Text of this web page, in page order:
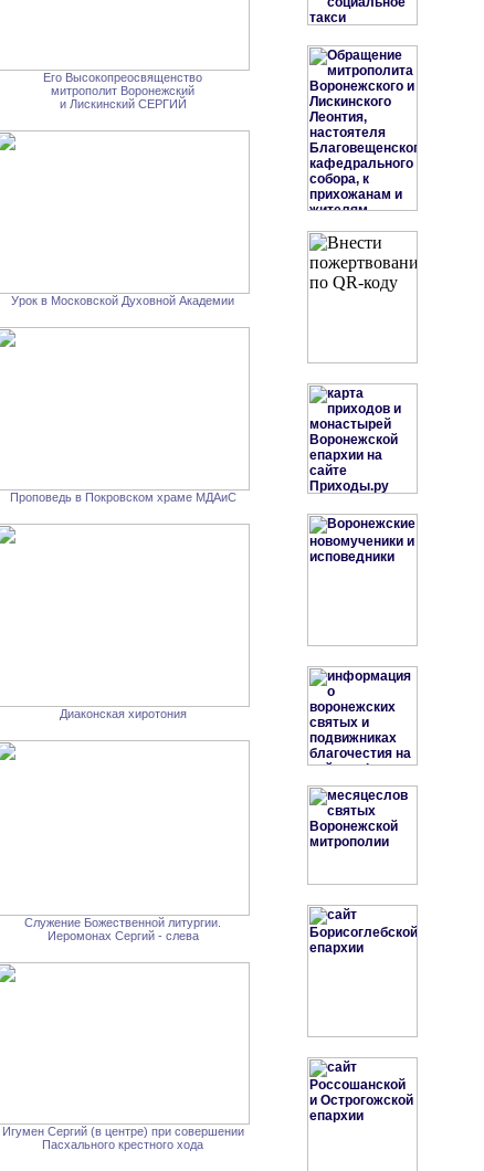
Его Высокопреосвященство
митрополит Воронежский
и Лискинский СЕРГИЙ
Урок в Московской Духовной Академии
Проповедь в Покровском храме МДАиС
Диаконская хиротония
Служение Божественной литургии.
Иеромонах Сергий - слева
Игумен Сергий (в центре) при совершении
Пасхального крестного хода